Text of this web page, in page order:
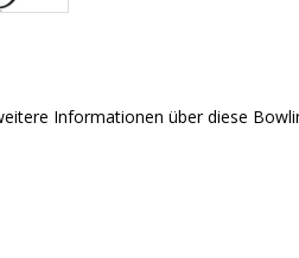
Informationen über diese